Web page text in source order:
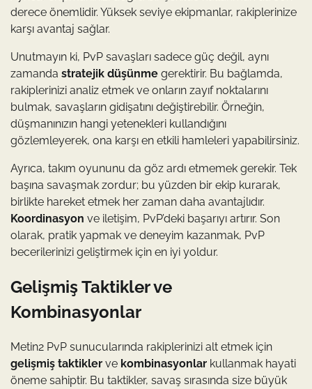
derece önemlidir. Yüksek seviye ekipmanlar, rakiplerinize
karşı avantaj sağlar.
Unutmayın ki, PvP savaşları sadece güç değil, aynı
zamanda stratejik düşünme gerektirir. Bu bağlamda,
rakiplerinizi analiz etmek ve onların zayıf noktalarını
bulmak, savaşların gidişatını değiştirebilir. Örneğin,
düşmanınızın hangi yetenekleri kullandığını
gözlemleyerek, ona karşı en etkili hamleleri yapabilirsiniz.
Ayrıca, takım oyununu da göz ardı etmemek gerekir. Tek
başına savaşmak zordur; bu yüzden bir ekip kurarak,
birlikte hareket etmek her zaman daha avantajlıdır.
Koordinasyon ve iletişim, PvP’deki başarıyı artırır. Son
olarak, pratik yapmak ve deneyim kazanmak, PvP
becerilerinizi geliştirmek için en iyi yoldur.
Gelişmiş Taktikler ve
Kombinasyonlar
Metin2 PvP sunucularında rakiplerinizi alt etmek için
gelişmiş taktikler ve kombinasyonlar kullanmak hayati
öneme sahiptir. Bu taktikler, savaş sırasında size büyük